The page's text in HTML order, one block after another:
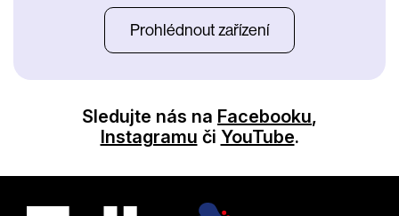
Prohlédnout zařízení
Sledujte nás na Facebooku,
Instagramu či YouTube.